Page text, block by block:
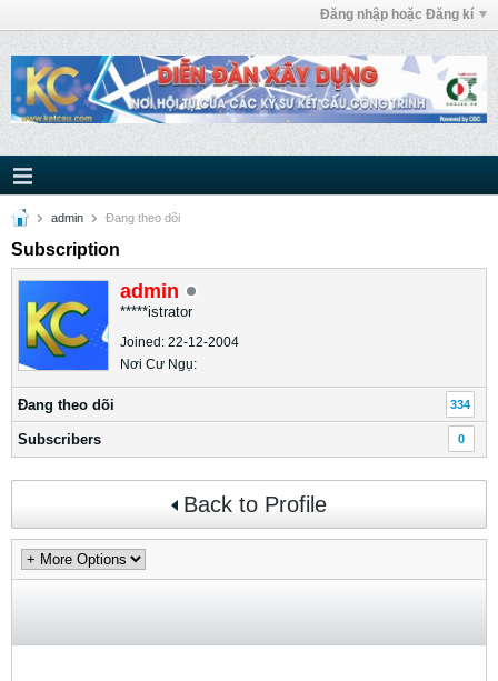
Đăng nhập hoặc Đăng kí
admin Ðang theo dõi
Subscription
admin
*****istrator
Joined: 22-12-2004
Nơi Cư Ngụ:
Ðang theo dõi 334
Subscribers 0
Back to Profile